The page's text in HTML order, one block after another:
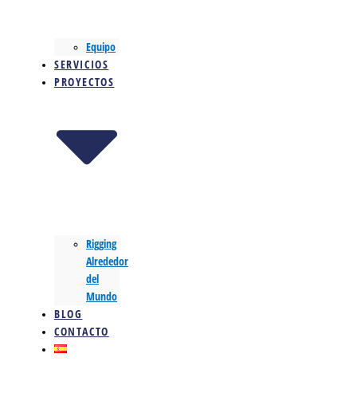
Equipo
SERVICIOS
PROYECTOS
Rigging
Alrededor
del
Mundo
BLOG
CONTACTO